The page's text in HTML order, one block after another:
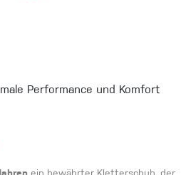
Performance und Komfort